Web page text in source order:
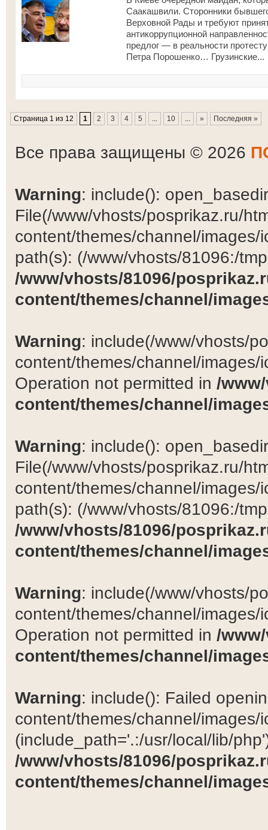
Саакашвили. Сторонники
Верховной Рады и требуют
антикоррупционной
предлог — в реальности
Петра Порошенко… Грузинские...
Страница 1 из 12 1 2 3 4 5 ... 10 ... » Последняя »
Все права защищены © 2026
Warning: include():
File(/www/vhosts/posprikaz.ru/
content/themes/channel/
path(s): (/www/vhosts/81096:/
/www/vhosts/81096/
content/themes/channel/
Warning: include(/www/vhosts/
content/themes/channel/
Operation not permitted in /
content/themes/channel/
Warning: include():
File(/www/vhosts/posprikaz.ru/
content/themes/channel/
path(s): (/www/vhosts/81096:/
/www/vhosts/81096/
content/themes/channel/
Warning: include(/www/vhosts/
content/themes/channel/
Operation not permitted in /
content/themes/channel/
Warning: include(): Failed
content/themes/channel/images/
(include_path='.:/usr/local/lib/
/www/vhosts/81096/
content/themes/channel/